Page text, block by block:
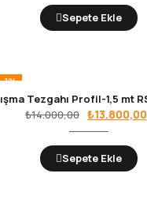
₺14.500,00.
Sepete Ekle
-1%
₺14.000,00 Orijinal
fiyat:
₺14.000,00.
₺13.800,00
Sepete Ekle